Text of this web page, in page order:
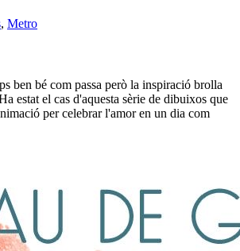
, Metro
ben bé com passa però la inspiració brolla
estat el cas d'aquesta sèrie de dibuixos que
per celebrar l'amor en un dia com